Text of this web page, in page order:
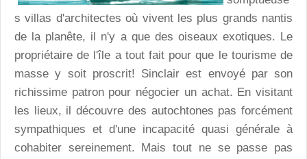
s villas d'architectes où vivent les plus grands nantis
de la planête, il n'y a que des oiseaux exotiques. Le
propriétaire de l'île a tout fait pour que le tourisme de
masse y soit proscrit! Sinclair est envoyé par son
richissime patron pour négocier un achat. En visitant
les lieux, il découvre des autochtones pas forcément
sympathiques et d'une incapacité quasi générale à
cohabiter sereinement. Mais tout ne se passe pas